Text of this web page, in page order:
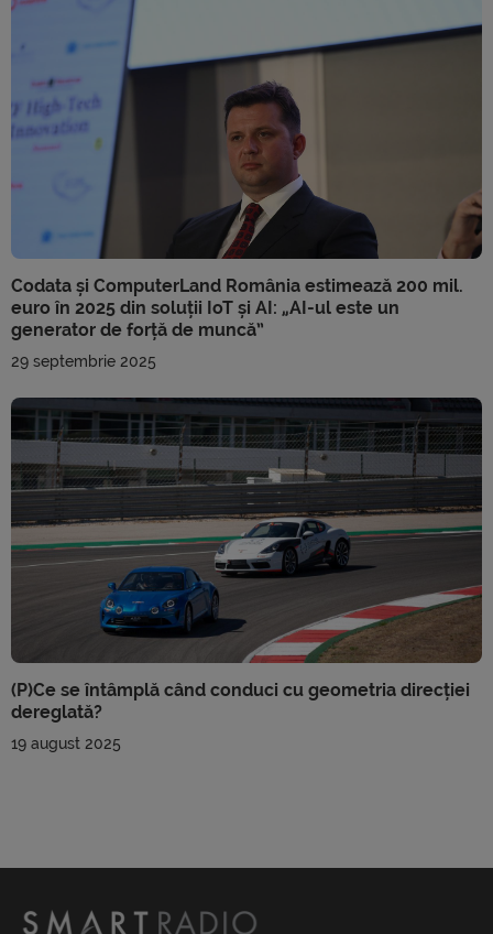
Codata și ComputerLand România estimează 200 mil.
euro în 2025 din soluții IoT și AI: „AI-ul este un
generator de forță de muncă”
29 septembrie 2025
(P)Ce se întâmplă când conduci cu geometria direcției
dereglată?
19 august 2025